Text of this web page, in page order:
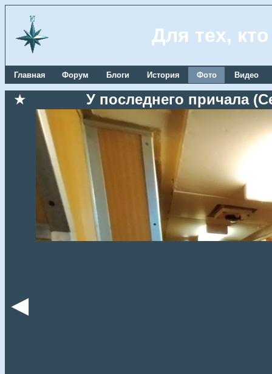
Для тех,
Главная Форум Блоги История Фото Видео
★ У последнего причала
◄